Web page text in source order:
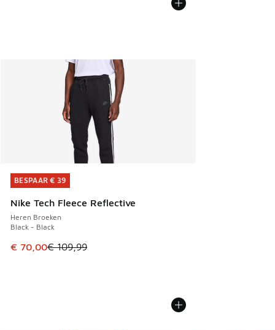
BESPAAR € 39
Nike Tech Fleece Reflective
Heren Broeken
Black - Black
Dit artikel is in de uitverkoop. Dit artikel is in de
€ 70,00€ 109,99
BESPAAR € 39